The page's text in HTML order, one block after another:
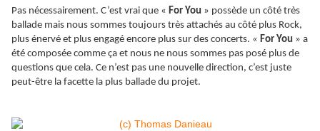
Pas nécessairement. C’est vrai que « For You » possède un côté très
ballade mais nous sommes toujours très attachés au côté plus Rock,
plus énervé et plus engagé encore plus sur des concerts. « For You » a
été composée comme ça et nous ne nous sommes pas posé plus de
questions que cela. Ce n’est pas une nouvelle direction, c’est juste
peut-être la facette la plus ballade du projet.